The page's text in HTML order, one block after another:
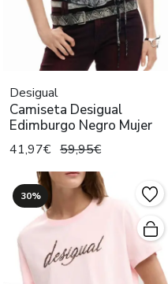
Desigual
Camiseta Desigual
Edimburgo Negro Mujer
41,97€ 59,95€
30%